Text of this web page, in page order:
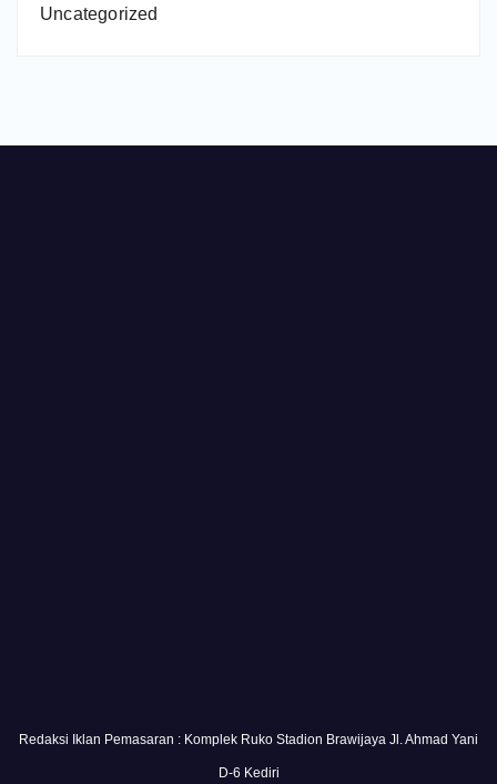
Uncategorized
Redaksi Iklan Pemasaran : Komplek Ruko Stadion Brawijaya Jl. Ahmad Yani
D-6 Kediri